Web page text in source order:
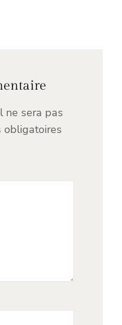
ne sera pas
obligatoires